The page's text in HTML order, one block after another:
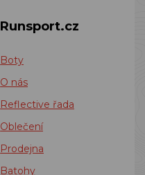
Runsport.cz
Boty
O nás
Reflective řada
Oblečení
Prodejna
Batohy